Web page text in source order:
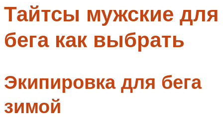
Аксессуары
Меню
Тайтсы мужские для
бега как выбрать
Экипировка для бега
зимой